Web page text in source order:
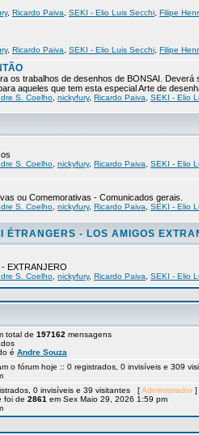
, Ricardo Paiva SEKI - Elio Luis Secchi Filipe
, Ricardo Paiva SEKI - Elio Luis Secchi Filipe
os trabalhos de desenhos de BONSAI. Deverá
aqueles que tem esta especial Arte de
S. Coelho nickyfury, Ricardo Paiva
SEKI - Elio
S. Coelho nickyfury, Ricardo Paiva
SEKI - Elio
ou Comemorativas - Comunicados gerais.
S. Coelho nickyfury, Ricardo Paiva
SEKI - Elio
ÉTRANGERS - LOS AMIGOS
EXTRANJERO
S. Coelho nickyfury, Ricardo Paiva SEKI - Elio
total de 197162 mensagens
é Andre Souza
o fórum hoje :: 0 registrados, 0 invisíveis e 309
0 invisíveis e 39 visitantes [Administrador
foi de 2861 em Sex Maio 29, 2026 1:59 pm